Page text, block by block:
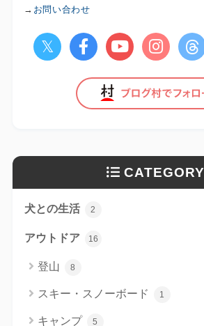
→ お問い合わせ
CATEGORY
犬との生活 2
アウトドア 16
登山 8
スキー・スノーボード 1
キャンプ 5